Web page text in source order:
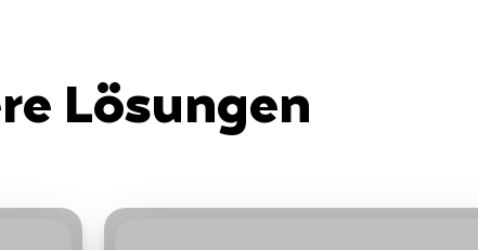
Lösungen